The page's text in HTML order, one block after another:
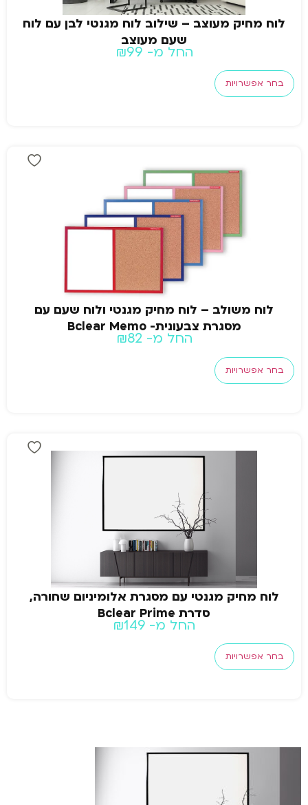
לוח מחיק מעוצב – שילוב לוח מגנטי לבן עם לוח
שעם מעוצב
החל מ- ₪99
בחר אפשרויות
לוח משולב – לוח מחיק מגנטי ולוח שעם עם
מסגרת צבעונית- Bclear Memo
החל מ- ₪82
בחר אפשרויות
לוח מחיק מגנטי עם מסגרת אלומיניום שחורה,
סדרת Bclear Prime
החל מ- ₪149
בחר אפשרויות